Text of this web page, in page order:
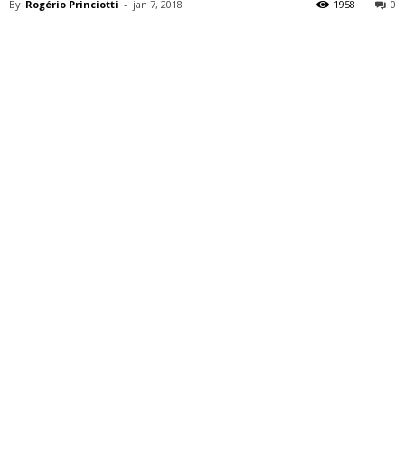
By Rogério Princiotti - jan 7, 2018 0
1958